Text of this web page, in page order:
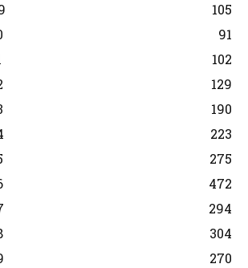
105
91
102
129
190
223
275
472
294
304
270